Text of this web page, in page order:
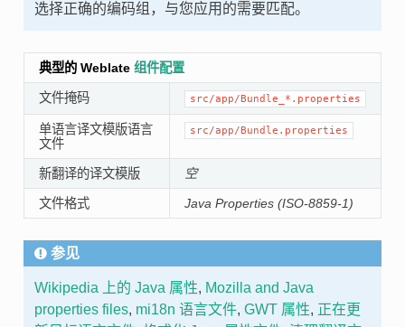
选择正确的编码组，与您应用的需要匹配。
典型的 Weblate 组件配置
文件掩码 src/app/Bundle_*.properties
单语言译文模版语言
文件
src/app/Bundle.properties
新翻译的译文模版 空
文件格式 Java Properties (ISO-8859-1)
参见
Wikipedia 上的 Java 属性, Mozilla and Java
properties files, mi18n 语言文件, GWT 属性, 正在更